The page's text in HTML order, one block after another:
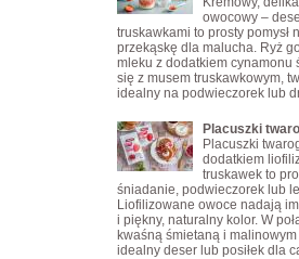
owocowy –
truskawkami to prosty pomysł
przekąskę dla malucha. Ryż
mleku z dodatkiem cynamonu
się z musem truskawkowym,
idealny na podwieczorek lub
Placuszki
Placuszki
dodatkiem
truskawek to
śniadanie, podwieczorek lub
Liofilizowane owoce nadają
i piękny, naturalny kolor. W
kwaśną śmietaną i
idealny deser lub posiłek dla